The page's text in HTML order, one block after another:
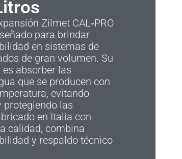
Zilmet CAL‑PRO
para brindar
en sistemas de
de gran volumen. Su
absorber las
que se producen con
evitando
protegiendo las
en Italia con
calidad, combina
y respaldo técnico